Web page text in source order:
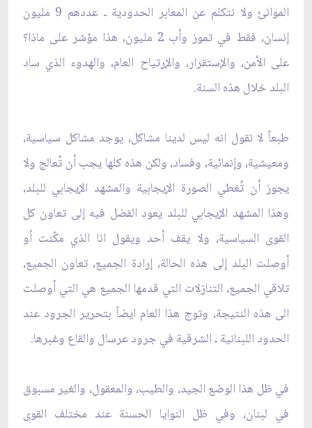
الموانئ ولا نتكلم ‏عن المعابر الحدودية ـ عددهم 9 مليون
إنسان، فقط في تموز وأب 2 مليون، هذا مؤشر على ماذا؟
على الأمن، ‏والإستقرار، والإرتياح العام، والهدوء الذي ساد
البلد خلال هذه السنة.‏
طبعاً لا نقول انه ليس لدينا مشاكل، يوجد مشاكل سياسية،
ومعيشية، وإنمائية، وفساد، ولكن هذه كلها يجب أن ‏تُعالج ولا
يجوز أن تُغطي الصورة الإيجابية والمشهد الإيجابي للبلد،
وهذا المشهد الإيجابي للبلد يعود الفضل فيه ‏إلى تعاون كل
القوى السياسية، ولا يقف أحد ويقول انا الذي مكًنت أو
أوصلت البلد إلى هذه الحالة، إرادة الجميع، ‏تعاون الجميع،
تلاقي الجميع، التنازلات التي قدمها الجميع هي التي أوصلت
الى هذه النتيجة، وتوج هذا العام ‏ايضاً بتحرير الجرود عند
الحدود اللبنانية ـ الشرقية في جرود عرسال والقاع وغبرها. ‏
في ظل هذا الوضع الجيد، والطيب، والمعقول، والغير مسبوق
في لبنان، وفي ظل النوايا الحسنة عند مختلف ‏القوى